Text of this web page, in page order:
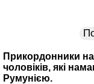
Прикордонники
чоловіків, які
Румунією.